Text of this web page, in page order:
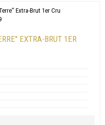
EXTRA-BRUT 1ER